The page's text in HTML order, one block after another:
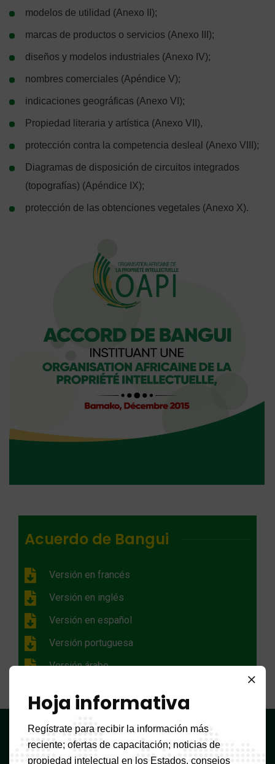
modelos de utilidad (Anexo II);
marcas de productos o servicios (Anexo III);
diseños y modelos industriales (Anexo IV);
nombres comerciales (Apéndice V);
indicaciones geográficas (Anexo VI);
Propiedad literaria y artística (Anexo VII),
protección contra la competencia desleal (Anexo VIII);
Diagramas de disposición de circuitos integrados
(topografías) (Apéndice IX);
protección de las obtenciones vegetales (Anexo X).
Acuerdo de Bangui
Versión en francés
Versión en inglés
Versión en español
Versión portuguesa
Versión árabe
OAPIOAPI
Hoja informativa
Regístrate para recibir la información más
reciente; ofertas de capacitación; noticias de
propiedad intelectual en los Estados, consejos